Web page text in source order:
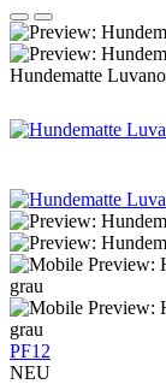
Hundematte
PF12
NEU